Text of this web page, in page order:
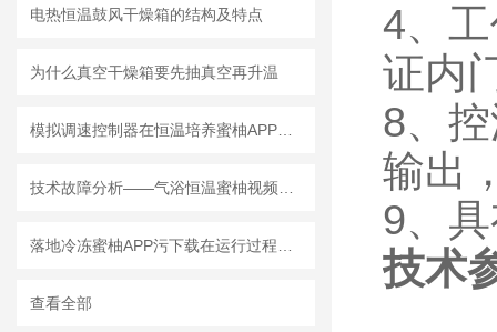
电热恒温鼓风干燥箱的结构及特点
为什么真空干燥箱要先抽真空再升温
查看全部
4
证内
8
输出
9
技术